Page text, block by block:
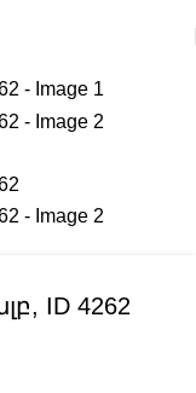
ID 4262